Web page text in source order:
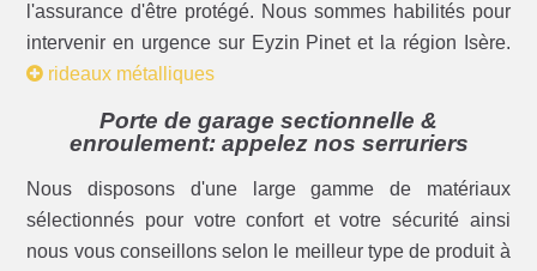
l'assurance d'être protégé. Nous sommes habilités pour
intervenir en urgence sur Eyzin Pinet et la région Isère.
rideaux métalliques
Porte de garage sectionnelle &
enroulement: appelez nos serruriers
Nous disposons d'une large gamme de matériaux
sélectionnés pour votre confort et votre sécurité ainsi
nous vous conseillons selon le meilleur type de produit à